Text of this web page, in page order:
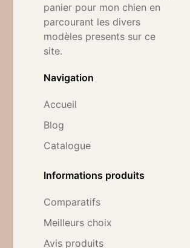
panier pour mon chien en
parcourant les divers
modèles presents sur ce
site.
Navigation
Accueil
Blog
Catalogue
Informations produits
Comparatifs
Meilleurs choix
Avis produits